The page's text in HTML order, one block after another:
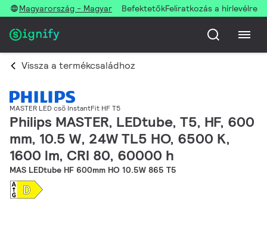
Magyarország - Magyar BefektetőkFeliratkozás a hírlevélre
Vissza a termékcsaládhoz
MASTER LED cső InstantFit HF T5
Philips MASTER, LEDtube, T5, HF, 600
mm, 10.5 W, 24W TL5 HO, 6500 K,
1600 lm, CRI 80, 60000 h
MAS LEDtube HF 600mm HO 10.5W 865 T5